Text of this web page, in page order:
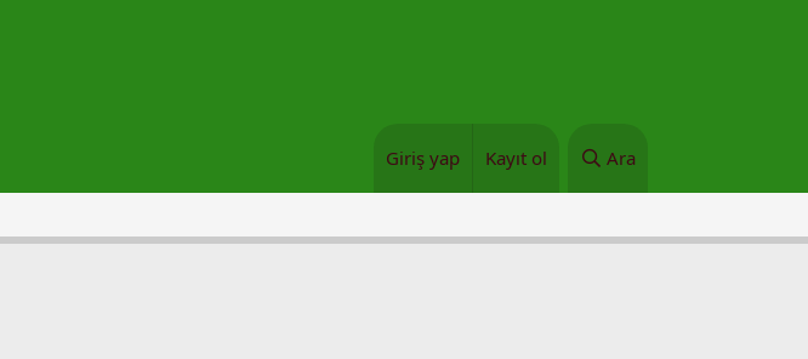
Giriş yap Kayıt ol Ara